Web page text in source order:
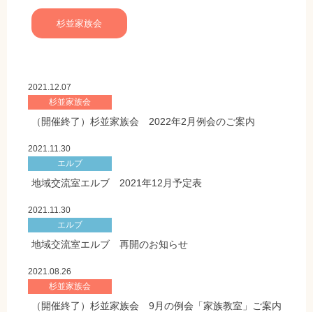
杉並家族会
2021.12.07
杉並家族会
（開催終了）杉並家族会 2022年2月例会のご案内
2021.11.30
エルブ
地域交流室エルブ 2021年12月予定表
2021.11.30
エルブ
地域交流室エルブ 再開のお知らせ
2021.08.26
杉並家族会
（開催終了）杉並家族会 9月の例会「家族教室」ご案内